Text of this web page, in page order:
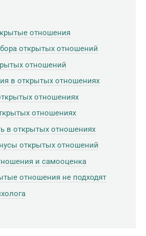
отношения
открытых отношений
отношений
в открытых отношениях
отношениях
отношениях
в открытых отношениях
открытых отношений
и самооценка
отношения не подходят